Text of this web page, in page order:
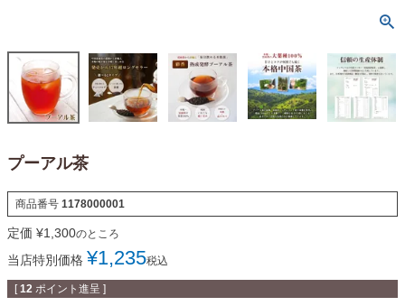
プーアル茶
商品番号 1178000001
定価 ¥1,300のところ
当店特別価格 ¥1,235税込
[ 12 ポイント進呈 ]